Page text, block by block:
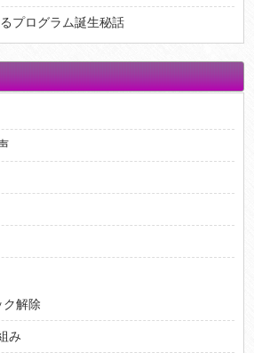
プログラム誕生秘話
ク解除
み